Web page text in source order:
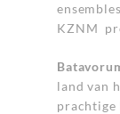
KZNM
land van
prachtige